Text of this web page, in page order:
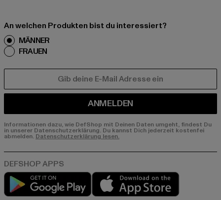
An welchen Produkten bist du interessiert?
MÄNNER
FRAUEN
ANMELDEN
Informationen dazu, wie DefShop mit Deinen Daten umgeht, findest Du
in unserer Datenschutzerklärung. Du kannst Dich jederzeit kostenfei
abmelden. Datenschutzerklärung lesen.
Play market